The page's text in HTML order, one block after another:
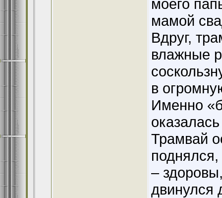
моего
мамой
Вдруг,
влажные
в
Именно
Трамвай
–
двинулся